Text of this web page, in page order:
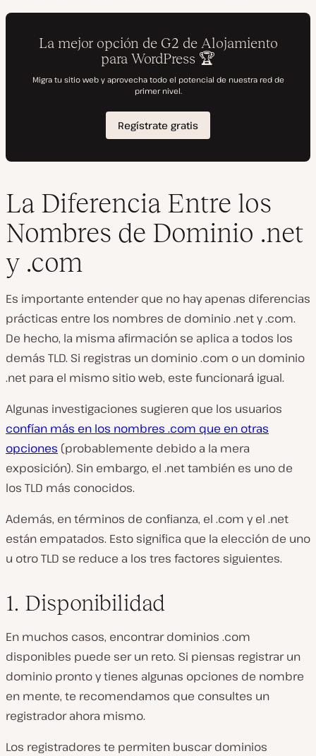
La Diferencia Entre los
Nombres de Dominio .net
y .com
Es importante entender que no hay apenas diferencias
prácticas entre los nombres de dominio .net y .com.
De hecho, la misma afirmación se aplica a todos los
demás TLD. Si registras un dominio .com o un dominio
.net para el mismo sitio web, este funcionará igual.
Algunas investigaciones sugieren que los usuarios
confían más en los nombres .com que en otras
opciones (probablemente debido a la mera
exposición). Sin embargo, el .net también es uno de
los TLD más conocidos.
Además, en términos de confianza, el .com y el .net
están empatados. Esto significa que la elección de uno
u otro TLD se reduce a los tres factores siguientes.
1. Disponibilidad
En muchos casos, encontrar dominios .com
disponibles puede ser un reto. Si piensas registrar un
dominio pronto y tienes algunas opciones de nombre
en mente, te recomendamos que consultes un
registrador ahora mismo.
Los registradores te permiten buscar dominios